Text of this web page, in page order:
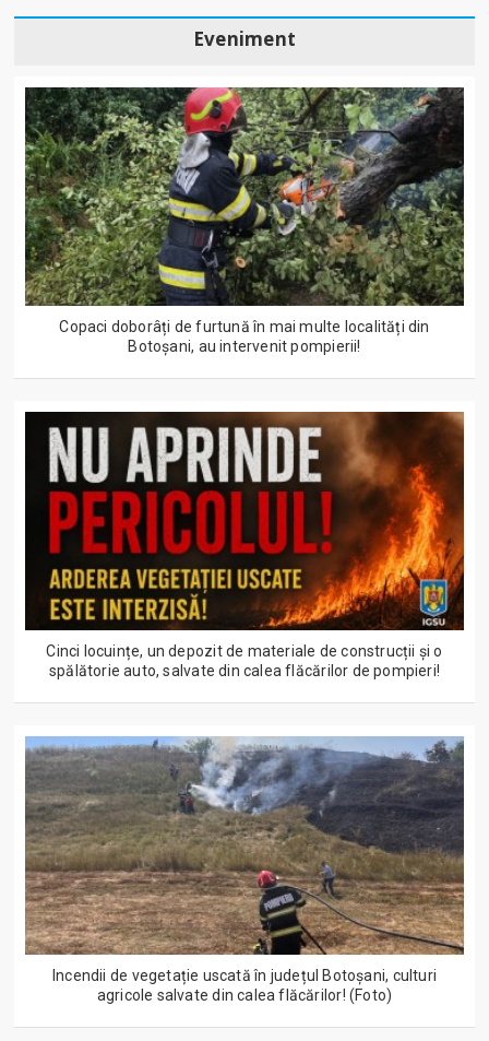
Eveniment
Copaci doborâți de furtună în mai multe localități din
Botoșani, au intervenit pompierii!
Cinci locuințe, un depozit de materiale de construcții și o
spălătorie auto, salvate din calea flăcărilor de pompieri!
Incendii de vegetație uscată în județul Botoșani, culturi
agricole salvate din calea flăcărilor! (Foto)